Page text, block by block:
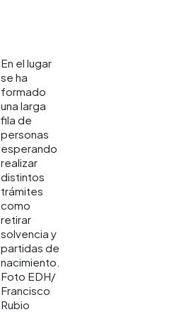
En el lugar
se ha
formado
una larga
fila de
personas
esperando
realizar
distintos
trámites
como
retirar
solvencia y
partidas de
nacimiento.
Foto EDH/
Francisco
Rubio